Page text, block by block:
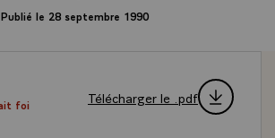
Publié le 28 septembre 1990
foi
Télécharger le .pdf